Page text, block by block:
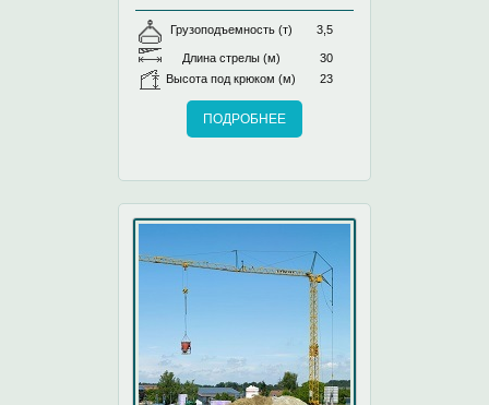
Грузоподъемность (т) 3,5
Длина стрелы (м)
30
Высота под крюком (м)
23
ПОДРОБНЕЕ